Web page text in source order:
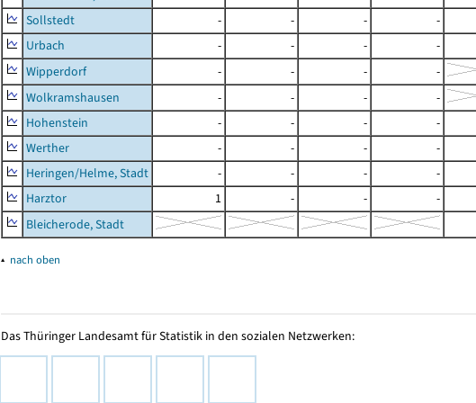
Sollstedt
- - - -
Urbach
- - - -
Wipperdorf
- - -
-
Wolkramshausen
- - -
-
Hohenstein
- - - -
Werther
- - - -
Heringen/Helme, Stadt
- - - -
Harztor
1 - - -
Bleicherode, Stadt
▴ nach oben
Das Thüringer Landesamt für Statistik in den sozialen Netzwerken: